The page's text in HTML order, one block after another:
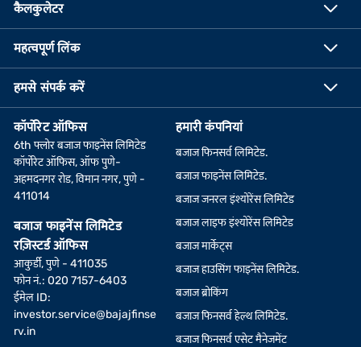
कैलकुलेटर
महत्वपूर्ण लिंक
हमसे संपर्क करें
कॉर्पोरेट ऑफिस
6th फ्लोर बजाज फाइनेंस लिमिटेड
कॉर्पोरेट ऑफिस, ऑफ पुणे-
अहमदनगर रोड, विमान नगर, पुणे -
411014
बजाज फाइनेंस लिमिटेड
रज़िस्टर्ड ऑफिस
आकुर्डी, पुणे - 411035
फोन नं.: 020 7157-6403
ईमेल ID:
investor.service@bajajfinse
rv.in
हमारी कंपनियां
बजाज फिनसर्व लिमिटेड.
बजाज फाइनेंस लिमिटेड.
बजाज जनरल इंश्योरेंस लिमिटेड
बजाज लाइफ इंश्योरेंस लिमिटेड
बजाज मार्केट्स
बजाज हाउसिंग फाइनेंस लिमिटेड.
बजाज ब्रोकिंग
बजाज फिनसर्व हेल्थ लिमिटेड.
बजाज फिनसर्व एसेट मैनेजमेंट